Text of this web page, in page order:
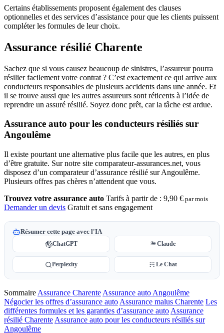
Certains établissements proposent également des clauses
optionnelles et des services d’assistance pour que les clients puissent
compléter les formules de leur choix.
Assurance résilié Charente
Sachez que si vous causez beaucoup de sinistres, l’assureur pourra
résilier facilement votre contrat ? C’est exactement ce qui arrive aux
conducteurs responsables de plusieurs accidents dans une année. Et
il se trouve aussi que les autres assureurs sont réticents à l’idée de
reprendre un assuré résilié. Soyez donc prêt, car la tâche est ardue.
Assurance auto pour les conducteurs résiliés sur
Angoulême
Il existe pourtant une alternative plus facile que les autres, en plus
d’être gratuite. Sur notre site comparateur-assurances.net, vous
disposez d’un comparateur d’assurance résilié sur Angoulême.
Plusieurs offres pas chères n’attendent que vous.
Trouvez votre assurance auto Tarifs à partir de : 9,90 € par mois
Demander un devis Gratuit et sans engagement
Résumer cette page avec l'IA
ChatGPT Claude
Perplexity Le Chat
Sommaire Assurance Charente Assurance auto Angoulême
Négocier les offres d’assurance auto Assurance malus Charente Les
différentes formules et les garanties d’assurance auto Assurance
résilié Charente Assurance auto pour les conducteurs résiliés sur
Angoulême